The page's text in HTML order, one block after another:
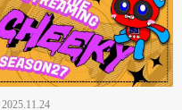
2025.11.24